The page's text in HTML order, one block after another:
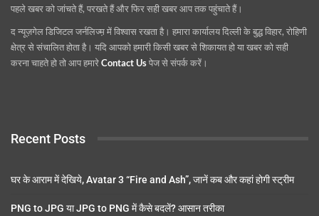
पहले खबर को जांचते हैं, परखते हैं और फिर सही खबर आप तक पहुंचाते हैं।
द न्यूज़गेल डिजिटल जर्नलिज्म़ में विश्वास रखता है। हमारा कार्यालय दिल्ली के बुद्ध विहार, रोहिणी
क्षेत्र से संचालित होता है। यदि आपको हमारी किसी खबर से शिकायत हो या खबर को सही
करना चाहते हो तो आप हमारेContact Usपेज से संपर्क करें।
Recent Posts
घर के आराम में देखिये, Avatar 3 “Fire and Ash”, जानें कब और कहां होगी स्ट्रीम
PNG to JPG या JPG to PNG में कैसे बदलें? आसान तरीका